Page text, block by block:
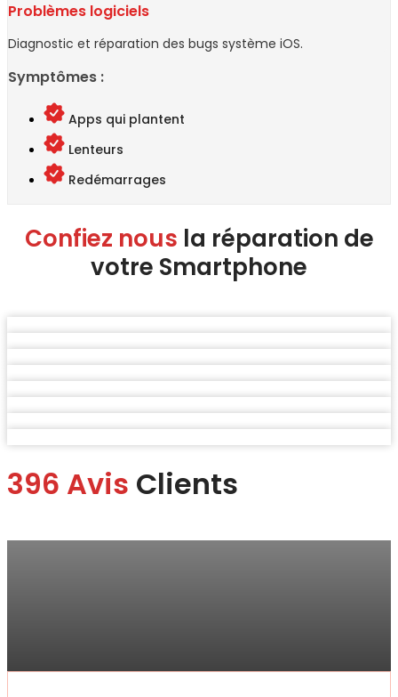
Problèmes logiciels
Diagnostic et réparation des bugs système iOS.
Symptômes :
Apps qui plantent
Lenteurs
Redémarrages
Confiez nous la réparation de
votre Smartphone
396 Avis Clients